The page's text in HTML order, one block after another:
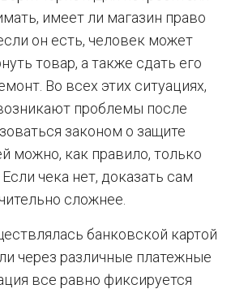
имеет ли магазин право
он есть, человек может
товар, а также сдать его
Во всех этих ситуациях,
проблемы после
законом о защите
можно, как правило, только
чека нет, доказать сам
сложнее.
банковской картой
через различные платежные
все равно фиксируется